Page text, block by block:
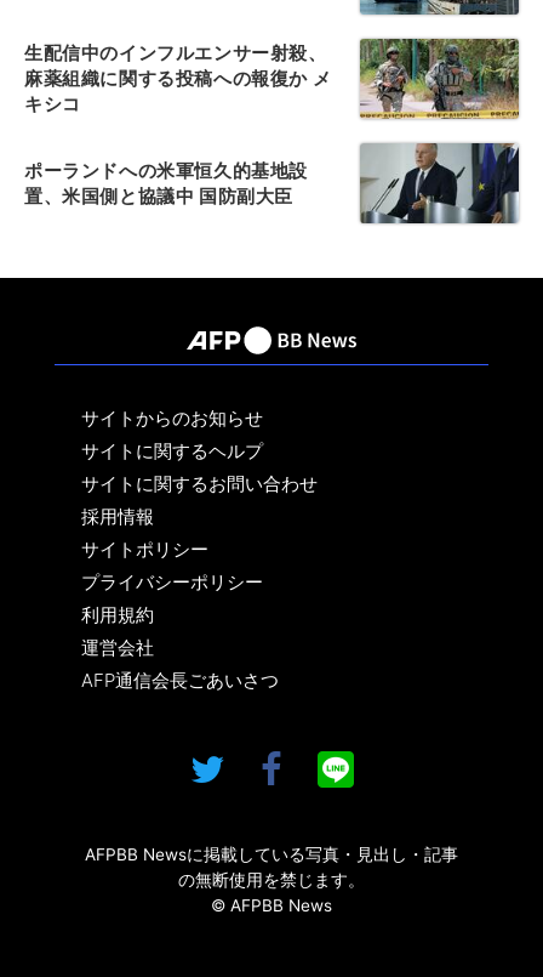
生配信中のインフルエンサー射殺、
麻薬組織に関する投稿への報復か メ
キシコ
ポーランドへの米軍恒久的基地設
置、米国側と協議中 国防副大臣
サイトからのお知らせ
サイトに関するヘルプ
サイトに関するお問い合わせ
採用情報
サイトポリシー
プライバシーポリシー
利用規約
運営会社
AFP通信会長ごあいさつ
AFPBB Newsに掲載している写真・見出し・記事
の無断使用を禁じます。
© AFPBB News